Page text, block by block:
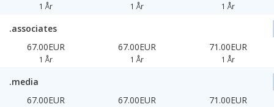
1 År 1 År 1 År
.associates
67.00EUR
1 År
67.00EUR
1 År
71.00EUR
1 År
.media
67.00EUR
67.00EUR 71.00EUR